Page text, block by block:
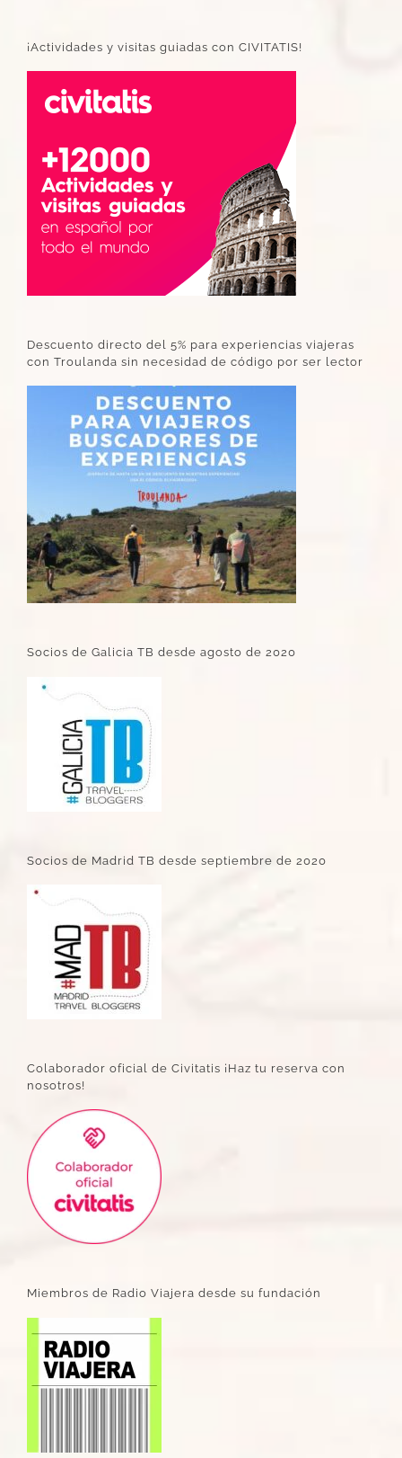
¡Actividades y visitas guiadas con CIVITATIS!
Descuento directo del 5% para experiencias viajeras
con Troulanda sin necesidad de código por ser lector
Socios de Galicia TB desde agosto de 2020
Socios de Madrid TB desde septiembre de 2020
Colaborador oficial de Civitatis ¡Haz tu reserva con
nosotros!
Miembros de Radio Viajera desde su fundación